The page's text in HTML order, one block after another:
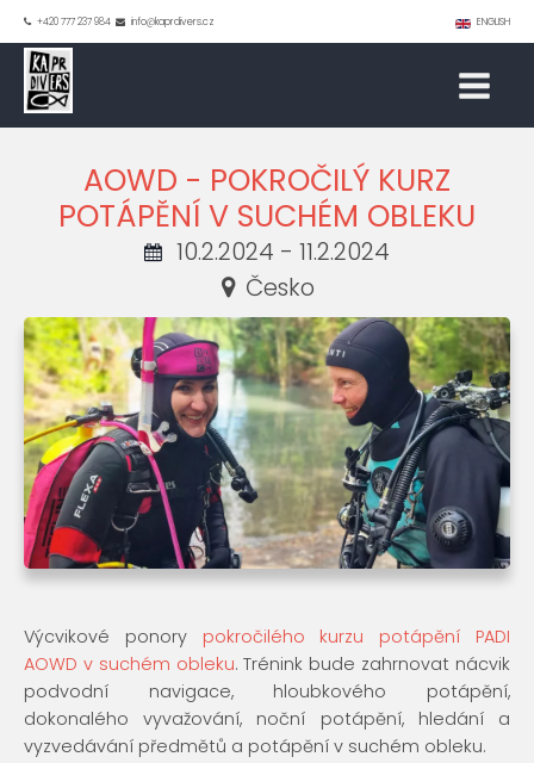
+420 777 237 984 info@kaprdivers.cz ENGLISH
AOWD - POKROČILÝ KURZ
POTÁPĚNÍ V SUCHÉM OBLEKU
10.2.2024 - 11.2.2024
Česko
Výcvikové ponory pokročilého kurzu potápění PADI
AOWD v suchém obleku. Trénink bude zahrnovat nácvik
podvodní navigace, hloubkového potápění,
dokonalého vyvažování, noční potápění, hledání a
vyzvedávání předmětů a potápění v suchém obleku.